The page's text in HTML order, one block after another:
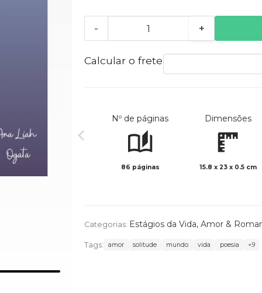
- +
Calcular o frete
Nº de páginas
86 páginas
Dimensões
15.8 x 23 x 0.5 cm
Categorias: Estágios da Vida, Amor &
Tags: amor solitude mundo vida poesia +9